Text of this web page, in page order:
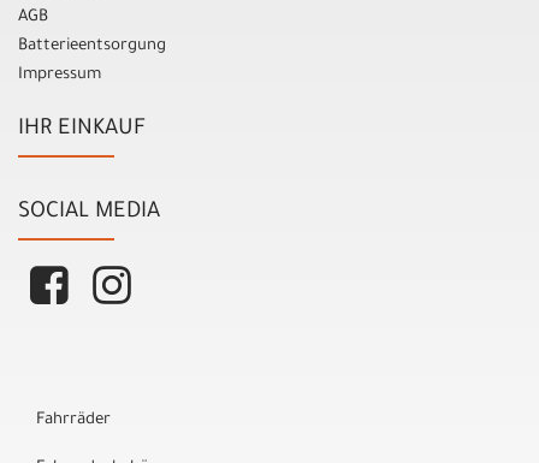
AGB
Batterieentsorgung
Impressum
IHR EINKAUF
SOCIAL MEDIA
Fahrräder